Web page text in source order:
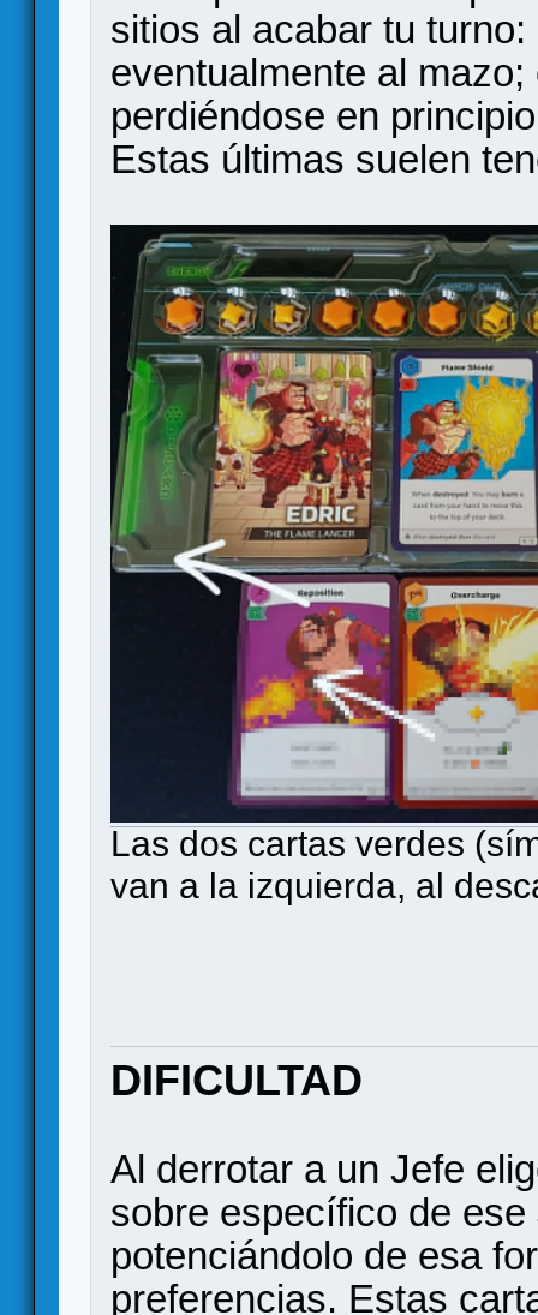
sitios al acabar tu
eventualmente al
perdiéndose en
Estas últimas suelen
Las dos cartas verdes
van a la izquierda, al
DIFICULTAD
Al derrotar a un Jefe
sobre específico de
potenciándolo de esa
preferencias. Estas